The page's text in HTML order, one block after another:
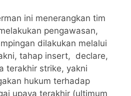
ini menerangkan tim
pengawasan,
dilakukan melalui
tahap insert, declare,
terakhir strike, yakni
hukum terhadap
upaya terakhir (ultimum